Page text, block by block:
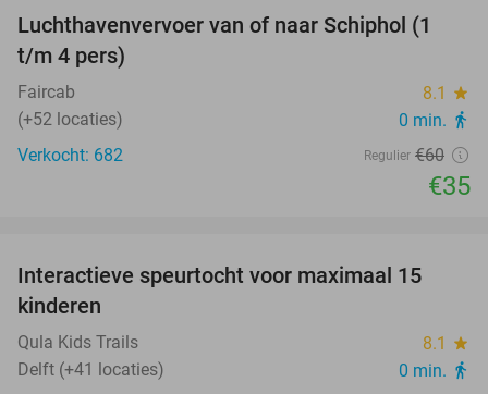
hotel
store food 42%
Luchthavenvervoer van of naar Schiphol (1
t/m 4 pers)
Faircab 8.1 star
(+52 locaties) 0 min. directions_walk
Verkocht: 682 Regulier €60
€35
55%
Interactieve speurtocht voor maximaal 15
kinderen
Qula Kids Trails 8.1 star
Delft (+41 locaties) 0 min. directions_walk